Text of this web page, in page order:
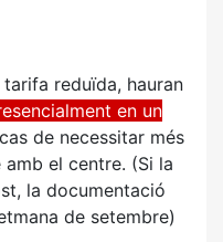
reduïda, hauran
en un
de necessitar més
el centre. (Si la
la documentació
de setembre)